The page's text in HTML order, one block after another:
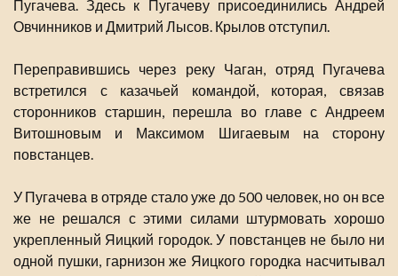
Пугачева. Здесь к Пугачеву присоединились Андрей
Овчинников и Дмитрий Лысов. Крылов отступил.
Переправившись через реку Чаган, отряд Пугачева
встретился с казачьей командой, которая, связав
сторонников старшин, перешла во главе с Андреем
Витошновым и Максимом Шигаевым на сторону
повстанцев.
У Пугачева в отряде стало уже до 500 человек, но он все
же не решался с этими силами штурмовать хорошо
укрепленный Яицкий городок. У повстанцев не было ни
одной пушки, гарнизон же Яицкого городка насчитывал